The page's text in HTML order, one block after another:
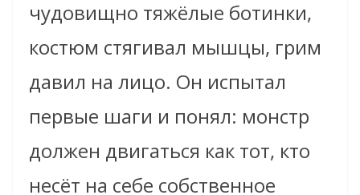
чудовищно тяжёлые ботинки,
костюм стягивал мышцы, грим
давил на лицо. Он испытал
первые шаги и понял: монстр
должен двигаться как тот, кто
несёт на себе собственное